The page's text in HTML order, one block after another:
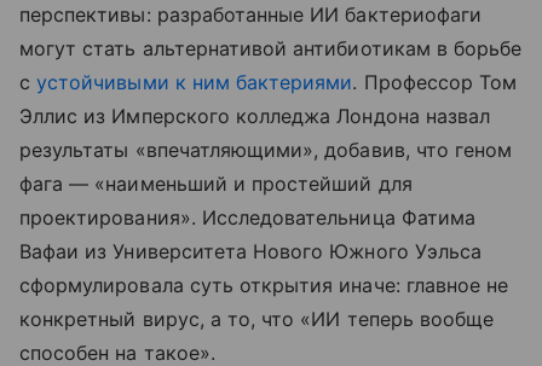
перспективы: разработанные ИИ бактериофаги
могут стать альтернативой антибиотикам в борьбе
сустойчивыми к ним бактериями. Профессор Том
Эллис из Имперского колледжа Лондона назвал
результаты «впечатляющими», добавив, что геном
фага — «наименьший и простейший для
проектирования». Исследовательница Фатима
Вафаи из Университета Нового Южного Уэльса
сформулировала суть открытия иначе: главное не
конкретный вирус, а то, что «ИИ теперь вообще
способен на такое».